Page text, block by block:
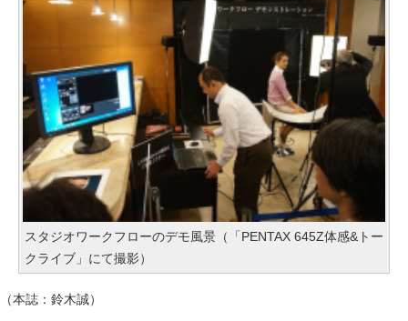
スタジオワークフローのデモ風景（「PENTAX 645Z体感&トー
クライブ」にて撮影）
（本誌：鈴木誠）